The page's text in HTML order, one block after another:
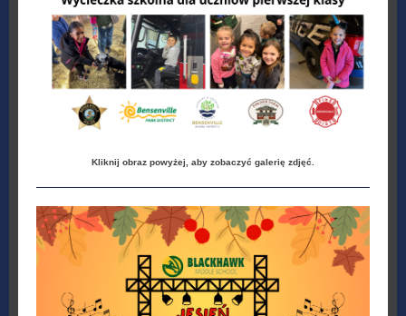
Kliknij obraz powyżej, aby zobaczyć galerię zdjęć.